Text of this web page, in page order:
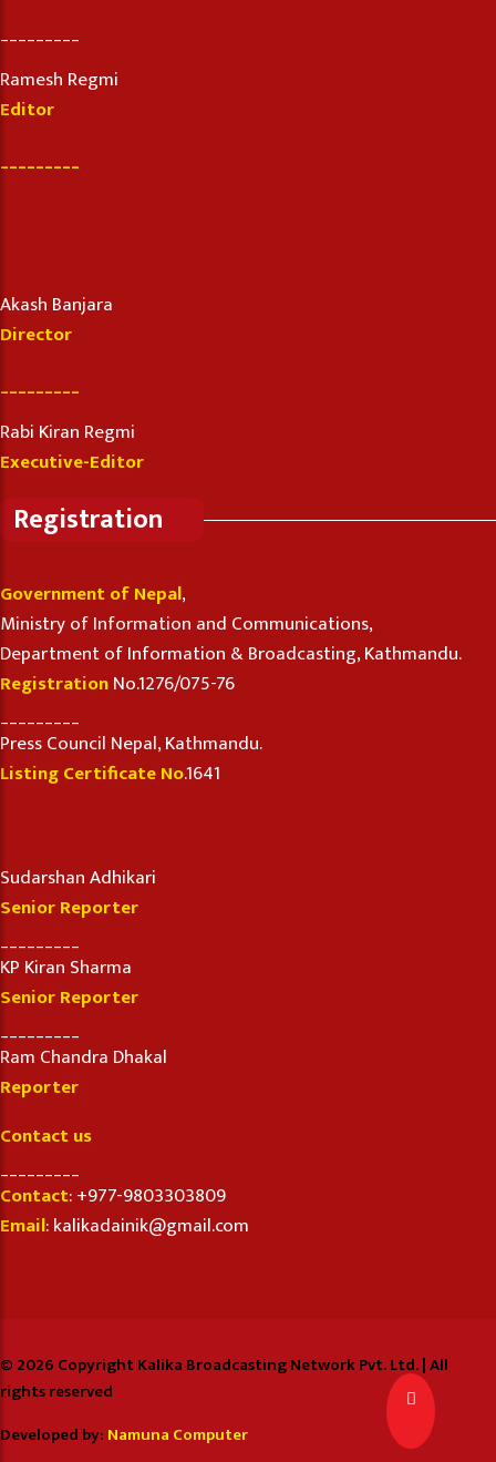
Ramesh Regmi
Editor
_________
Akash Banjara
Director
_________
Rabi Kiran Regmi
Executive-Editor
Registration
Government of Nepal,
Ministry of Information and Communications,
Department of Information & Broadcasting, Kathmandu.
RegistrationNo.1276/075-76
Press Council Nepal, Kathmandu.
Listing Certificate No.1641
Sudarshan Adhikari
Senior Reporter
KP Kiran Sharma
Senior Reporter
Ram Chandra Dhakal
Reporter
Contact us
Contact: +977-9803303809
Email: kalikadainik@gmail.com
© 2026 Copyright Kalika Broadcasting Network Pvt. Ltd. | All
rights reserved
Developed by: Namuna Computer